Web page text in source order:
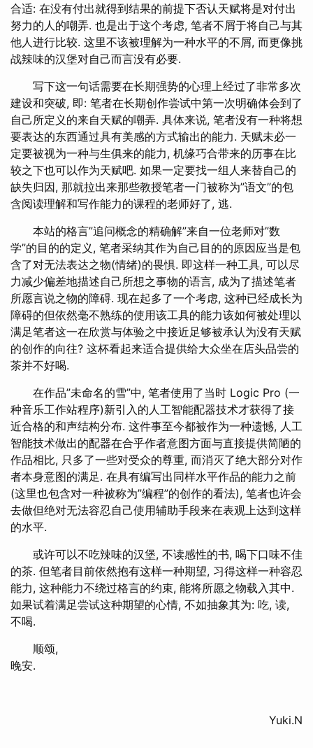
合适: 在没有付出就得到结果的前提下否认天赋将是对付出
努力的人的嘲弄. 也是出于这个考虑, 笔者不屑于将自己与其
他人进行比较. 这里不该被理解为一种水平的不屑, 而更像挑
战辣味的汉堡对自己而言没有必要.
写下这一句话需要在长期强势的心理上经过了非常多次
建设和突破, 即: 笔者在长期创作尝试中第一次明确体会到了
自己所定义的来自天赋的嘲弄. 具体来说, 笔者没有一种将想
要表达的东西通过具有美感的方式输出的能力. 天赋未必一
定要被视为一种与生俱来的能力, 机缘巧合带来的历事在比
较之下也可以作为天赋吧. 如果一定要找一组人来替自己的
缺失归因, 那就拉出来那些教授笔者一门被称为”语文”的包
含阅读理解和写作能力的课程的老师好了, 逃.
本站的格言”追问概念的精确解”来自一位老师对”数
学”的目的的定义, 笔者采纳其作为自己目的的原因应当是包
含了对无法表达之物(情绪)的畏惧. 即这样一种工具, 可以尽
力减少偏差地描述自己所想之事物的语言, 成为了描述笔者
所愿言说之物的障碍. 现在起多了一个考虑, 这种已经成长为
障碍的但依然毫不熟练的使用该工具的能力该如何被处理以
满足笔者这一在欣赏与体验之中接近足够被承认为没有天赋
的创作的向往? 这杯看起来适合提供给大众坐在店头品尝的
茶并不好喝.
在作品”未命名的雪”中, 笔者使用了当时 Logic Pro (一
种音乐工作站程序)新引入的人工智能配器技术才获得了接
近合格的和声结构分布. 这件事至今都被作为一种遗憾, 人工
智能技术做出的配器在合乎作者意图方面与直接提供简陋的
作品相比, 只多了一些对受众的尊重, 而消灭了绝大部分对作
者本身意图的满足. 在具有编写出同样水平作品的能力之前
(这里也包含对一种被称为”编程”的创作的看法), 笔者也许会
去做但绝对无法容忍自己使用辅助手段来在表观上达到这样
的水平.
或许可以不吃辣味的汉堡, 不读感性的书, 喝下口味不佳
的茶. 但笔者目前依然抱有这样一种期望, 习得这样一种容忍
能力, 这种能力不绕过格言的约束, 能将所愿之物载入其中.
如果试着满足尝试这种期望的心情, 不如抽象其为: 吃, 读,
不喝.
顺颂,
晚安.
Yuki.N